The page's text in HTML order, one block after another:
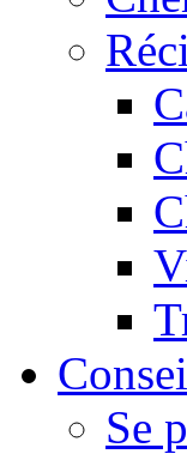
Se